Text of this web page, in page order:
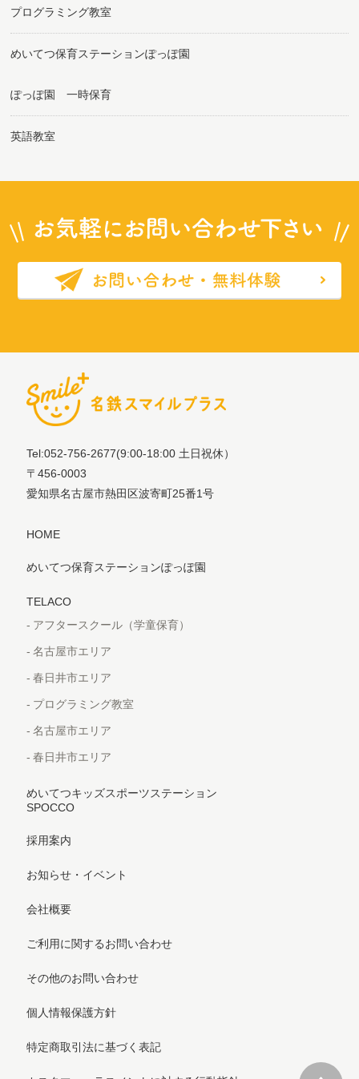
プログラミング教室
めいてつ保育ステーションぽっぽ園
ぽっぽ園 一時保育
英語教室
Tel:052-756-2677(9:00-18:00 土日祝休）
〒456-0003
愛知県名古屋市熱田区波寄町25番1号
HOME
めいてつ保育ステーションぽっぽ園
TELACO
アフタースクール（学童保育）
名古屋市エリア
春日井市エリア
プログラミング教室
名古屋市エリア
春日井市エリア
めいてつキッズスポーツステーション
SPOCCO
採用案内
お知らせ・イベント
会社概要
ご利用に関するお問い合わせ
その他のお問い合わせ
個人情報保護方針
特定商取引法に基づく表記